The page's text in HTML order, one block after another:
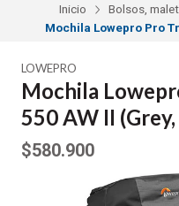
Inicio Bolsos,
Mochila Lowepro Pro
LOWEPRO
Mochila
550 AW II
$580.900